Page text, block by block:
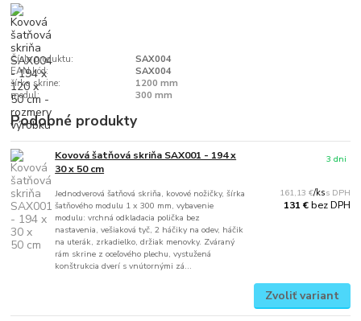
Číslo produktu:
SAX004
EAN kód:
SAX004
šírka skrine:
1200 mm
modul:
300 mm
Podobné produkty
Kovová šatňová skriňa SAX001 - 194 x
30 x 50 cm
Jednodverová šatňová skriňa, kovové nožičky, šírka
šatňového modulu 1 x 300 mm, vybavenie
modulu: vrchná odkladacia polička bez
nastavenia, vešiaková tyč, 2 háčiky na odev, háčik
na uterák, zrkadielko, držiak menovky. Zváraný
rám skrine z oceľového plechu, vystužená
konštrukcia dverí s vnútornými zá...
161,13 €/ks
131 €bez DPH
3 dni
Zvoliť variant